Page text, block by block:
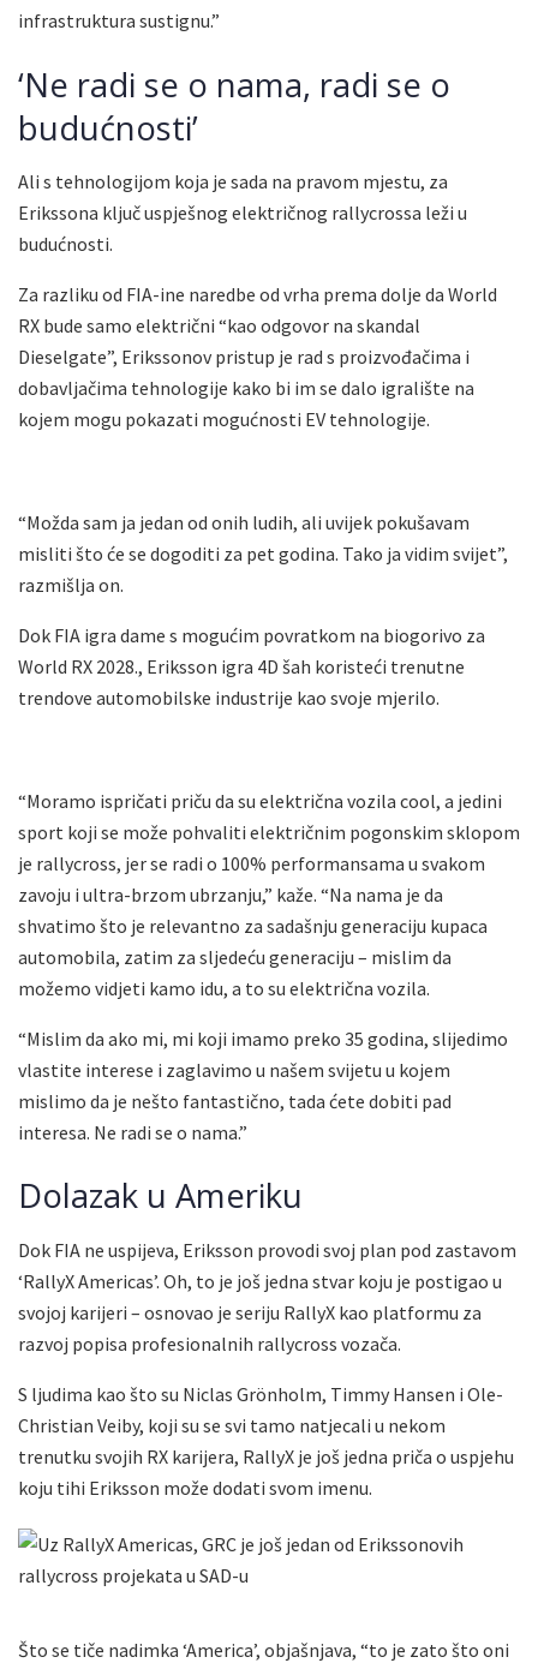
infrastruktura sustignu.”
‘Ne radi se o nama, radi se o
budućnosti’
Ali s tehnologijom koja je sada na pravom mjestu, za
Erikssona ključ uspješnog električnog rallycrossa leži u
budućnosti.
Za razliku od FIA-ine naredbe od vrha prema dolje da World
RX bude samo električni “kao odgovor na skandal
Dieselgate”, Erikssonov pristup je rad s proizvođačima i
dobavljačima tehnologije kako bi im se dalo igralište na
kojem mogu pokazati mogućnosti EV tehnologije.
“Možda sam ja jedan od onih ludih, ali uvijek pokušavam
misliti što će se dogoditi za pet godina. Tako ja vidim svijet”,
razmišlja on.
Dok FIA igra dame s mogućim povratkom na biogorivo za
World RX 2028., Eriksson igra 4D šah koristeći trenutne
trendove automobilske industrije kao svoje mjerilo.
“Moramo ispričati priču da su električna vozila cool, a jedini
sport koji se može pohvaliti električnim pogonskim sklopom
je rallycross, jer se radi o 100% performansama u svakom
zavoju i ultra-brzom ubrzanju,” kaže. “Na nama je da
shvatimo što je relevantno za sadašnju generaciju kupaca
automobila, zatim za sljedeću generaciju – mislim da
možemo vidjeti kamo idu, a to su električna vozila.
“Mislim da ako mi, mi koji imamo preko 35 godina, slijedimo
vlastite interese i zaglavimo u našem svijetu u kojem
mislimo da je nešto fantastično, tada ćete dobiti pad
interesa. Ne radi se o nama.”
Dolazak u Ameriku
Dok FIA ne uspijeva, Eriksson provodi svoj plan pod zastavom
‘RallyX Americas’. Oh, to je još jedna stvar koju je postigao u
svojoj karijeri – osnovao je seriju RallyX kao platformu za
razvoj popisa profesionalnih rallycross vozača.
S ljudima kao što su Niclas Grönholm, Timmy Hansen i Ole-
Christian Veiby, koji su se svi tamo natjecali u nekom
trenutku svojih RX karijera, RallyX je još jedna priča o uspjehu
koju tihi Eriksson može dodati svom imenu.
Što se tiče nadimka ‘America’, objašnjava, “to je zato što oni